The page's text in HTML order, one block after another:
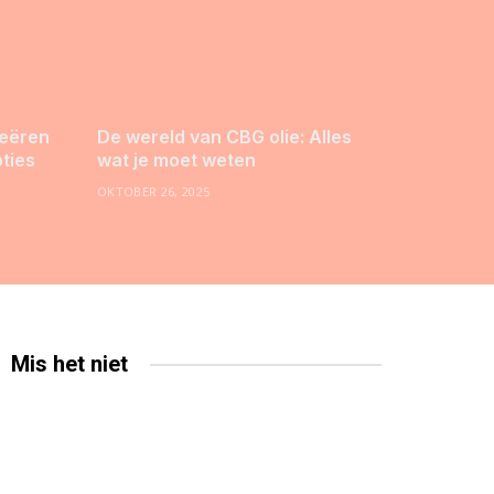
De wereld van CBG olie: Alles
wat je moet weten
OKTOBER 26, 2025
Mis het niet